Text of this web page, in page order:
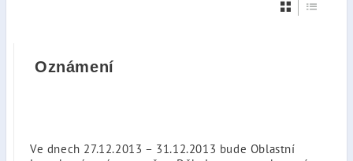
Oznámení
Ve dnech 27.12.2013 – 31.12.2013 bude Oblastní